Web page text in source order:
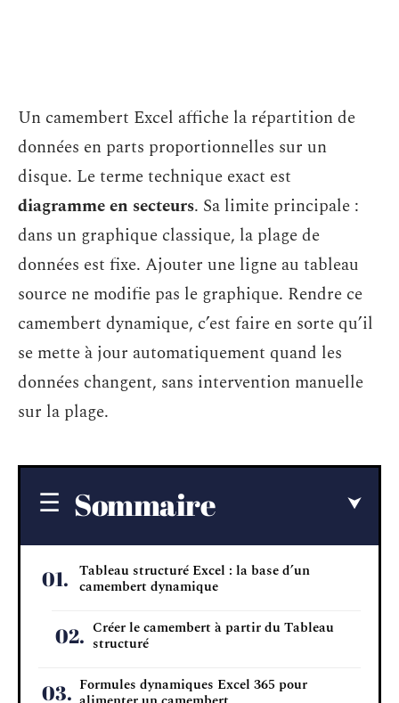
Un camembert Excel affiche la répartition de
données en parts proportionnelles sur un
disque. Le terme technique exact est
diagramme en secteurs. Sa limite principale :
dans un graphique classique, la plage de
données est fixe. Ajouter une ligne au tableau
source ne modifie pas le graphique. Rendre ce
camembert dynamique, c’est faire en sorte qu’il
se mette à jour automatiquement quand les
données changent, sans intervention manuelle
sur la plage.
Sommaire
Tableau structuré Excel : la base d’un
camembert dynamique
Créer le camembert à partir du Tableau
structuré
Formules dynamiques Excel 365 pour